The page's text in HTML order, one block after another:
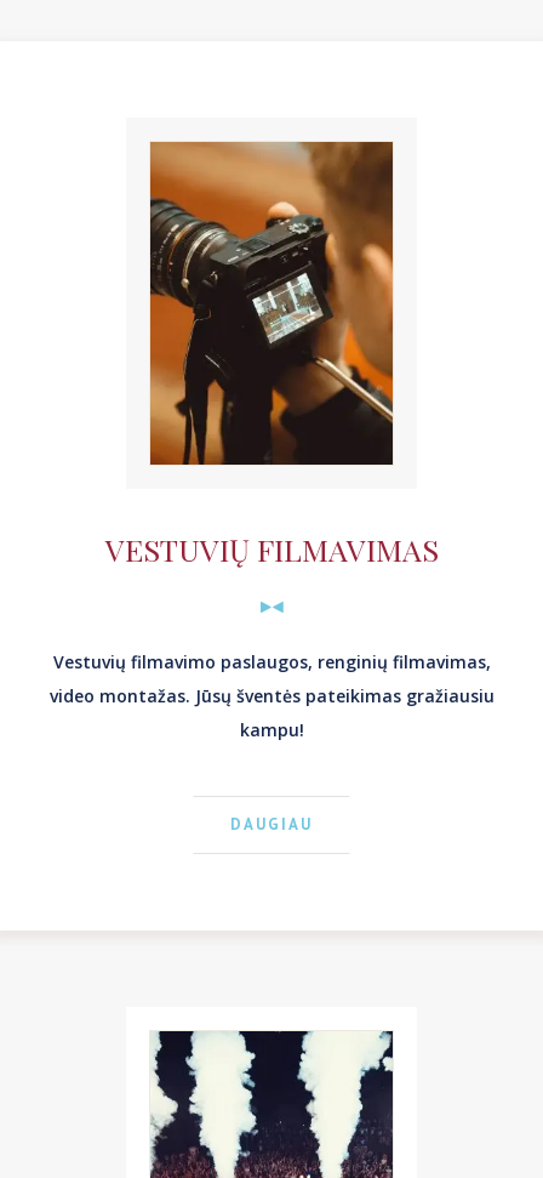
VESTUVIŲ FILMAVIMAS
Vestuvių filmavimo paslaugos, renginių filmavimas,
video montažas. Jūsų šventės pateikimas gražiausiu
kampu!
DAUGIAU